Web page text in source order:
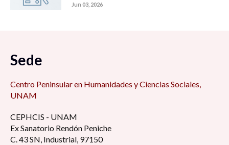
Jun 03, 2026
Sede
Centro Peninsular en Humanidades y Ciencias Sociales,
UNAM
CEPHCIS - UNAM
Ex Sanatorio Rendón Peniche
C. 43 SN, Industrial, 97150